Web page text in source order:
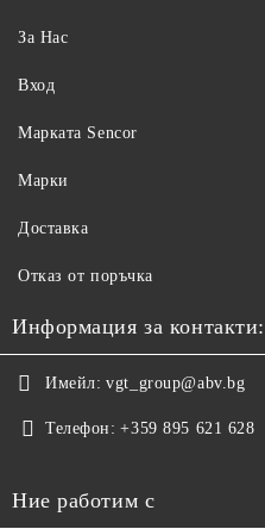
За Нас
Вход
Maрката Sencor
Марки
Доставка
Отказ от поръчка
Информация за контакти:
Имейл: vgt_group@abv.bg
Телефон: +359 895 621 628
Ние работим с